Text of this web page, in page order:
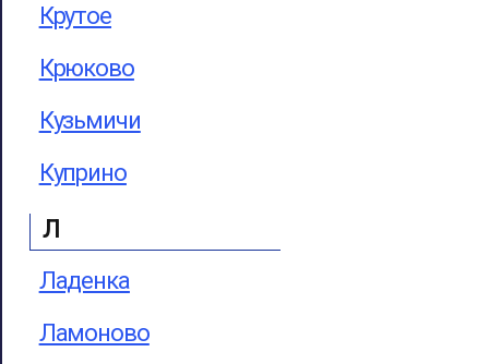
Крутое
Крюково
Кузьмичи
Куприно
Л
Ладенка
Ламоново